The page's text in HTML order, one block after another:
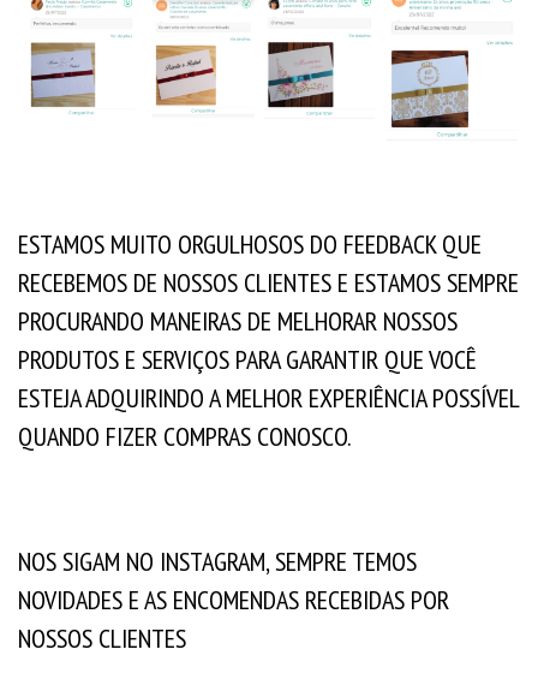
ESTAMOS MUITO ORGULHOSOS DO FEEDBACK QUE
RECEBEMOS DE NOSSOS CLIENTES E ESTAMOS SEMPRE
PROCURANDO MANEIRAS DE MELHORAR NOSSOS
PRODUTOS E SERVIÇOS PARA GARANTIR QUE VOCÊ
ESTEJA ADQUIRINDO A MELHOR EXPERIÊNCIA POSSÍVEL
QUANDO FIZER COMPRAS CONOSCO.
NOS SIGAM NO INSTAGRAM, SEMPRE TEMOS
NOVIDADES E AS ENCOMENDAS RECEBIDAS POR
NOSSOS CLIENTES